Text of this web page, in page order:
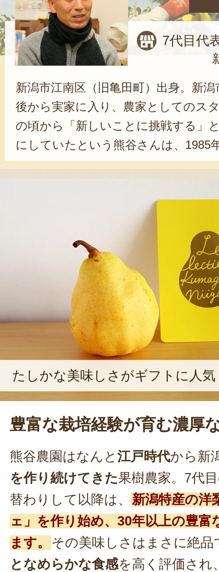
7代目代
新潟市江南区（旧亀田町）出身。新
後から実家に入り、農家としてのス
の頃から「新しいことに挑戦する」
にしていたという熊谷さんは、1985
ル・レクチェの味と食感に感動し、
物とは違い、栽培が非常に難しいた
は新潟県内外から注文が来る人気商
を作るだけなく、自社商品の開発に
でに梅干しやル・レクチェジュース
が目でも楽しんでもらえるようにと
インにもこだわっている。これから
しんでもらえる商品を提供し続けて
たしかな美味しさがギフトに人気
豊富な栽培経験が育む濃厚
熊谷農園はなんと 江戸時代から新
を作り続けてきた果樹農家。7代
替わりして以降は、 新潟特産の洋
ェ」を作り始め、30年以上の豊富
ます。
その美味しさはまさに絶品
となめらかな食感を高く評価され